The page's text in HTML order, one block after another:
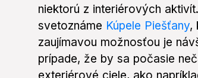
niektorú z interiérových
svetoznáme Kúpele Piešťany,
zaujímavou možnosťou je
prípade, že by sa počasie